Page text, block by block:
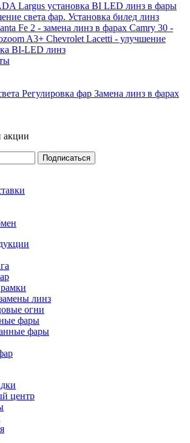
Largus установка BI LED линз в фары
света фар. Установка билед линз
Fe 2 - замена линз в фарах Camry 30 -
A3+ Chevrolet Lacetti - улучшение
BI-LED линз
Регулировка фар Замена линз в фарах
акции
Подписаться
линз
огни
фары
фары
центр